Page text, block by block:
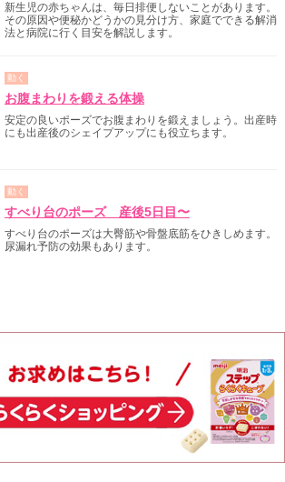
新生児の赤ちゃんは、毎日排便しないことがあります。
その原因や便秘かどうかの見分け方、家庭でできる解消
法と病院に行く目安を解説します。
動く
お腹まわりを鍛える体操
安定の良いポーズでお腹まわりを鍛えましょう。出産時
にも出産後のシェイプアップにも役立ちます。
動く
すべり台のポーズ 産後5日目〜
すべり台のポーズは大臀筋や骨盤底筋をひきしめます。
尿漏れ予防の効果もあります。